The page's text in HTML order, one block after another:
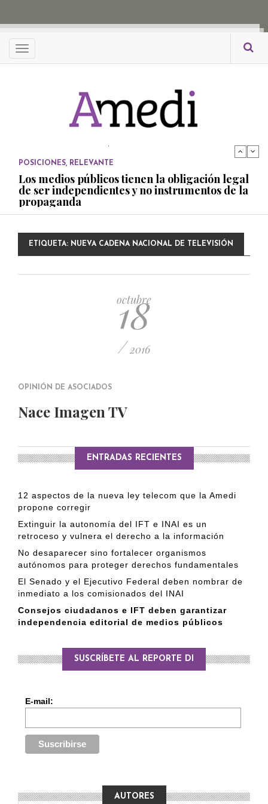
Menu
POSICIONES
Consejos ciudadanos e IFT deben garantizar
independencia editorial de medios públicos
Amedi condena atentado contra Ciro Gómez
POSICIONES, RELEVANTE
Los medios públicos tienen la obligación legal
de ser independientes y no instrumentos de la
propaganda
PUBLICADO EL 27 NOVIEMBRE, 2022
ETIQUETA: NUEVA CADENA NACIONAL DE TELEVISIÓN
octubre
18
/ 2016
OPINIÓN DE ASOCIADOS
Nace Imagen TV
ENTRADAS RECIENTES
12 aspectos de la nueva ley telecom que la Amedi
propone corregir
Extinguir la autonomía del IFT e INAI es un
retroceso y vulnera el derecho a la información
No desaparecer sino fortalecer organismos
autónomos para proteger derechos fundamentales
El Senado y el Ejecutivo Federal deben nombrar de
inmediato a los comisionados del INAI
Consejos ciudadanos e IFT deben garantizar
independencia editorial de medios públicos
SUSCRÍBETE AL REPORTE DI
E-mail:
AUTORES